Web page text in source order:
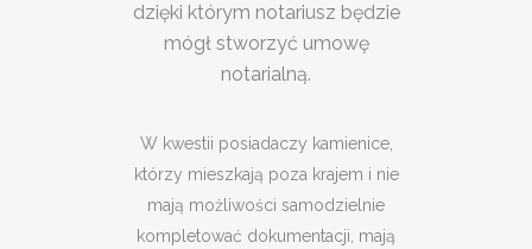
dzięki którym notariusz będzie
mógł stworzyć umowę
notarialną.
W kwestii posiadaczy kamienice,
którzy mieszkają poza krajem i nie
mają możliwości samodzielnie
kompletować dokumentacji, mają